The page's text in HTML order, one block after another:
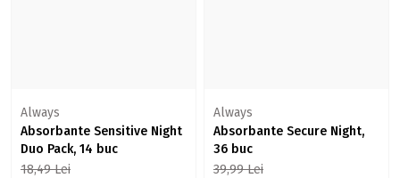
Always
Absorbante Sensitive Night
Duo Pack, 14 buc
18,49Lei
Always
Absorbante Secure Night,
36 buc
39,99Lei